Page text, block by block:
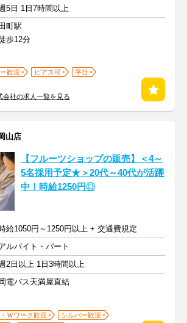
5日 1日7時間以上
田町駅
歩12分
歓迎 ピアス可
平日
会社の求人一覧を見る
山店
【フルーツショップの販売】＜4～
5名採用予定★＞20代～40代が活躍
中！時給1250円◎
給1050円～1250円以上 + 交通費規定
ルバイト・パート
2日以上 1日3時間以上
岡電バス天満屋直結
Ｗワーク歓迎
シルバー歓迎